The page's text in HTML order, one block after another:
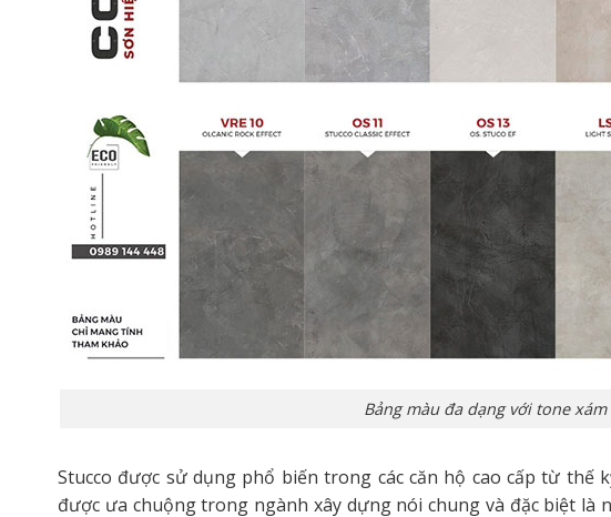
Bảng màu đa dạng với tone
Stucco được sử dụng phổ biến trong các căn hộ cao cấp từ
được ưa chuộng trong ngành xây dựng nói chung và đặc biệt